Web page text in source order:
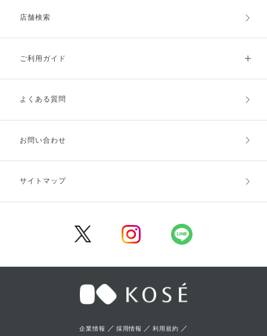
店舗検索
ご利用ガイド
ご利用ガイドトップ
お支払方法
キャンセル・返品・交換
よくある質問
お問い合わせ
サイトマップ
企業情報 ／ 採用情報 ／利用規約 ／